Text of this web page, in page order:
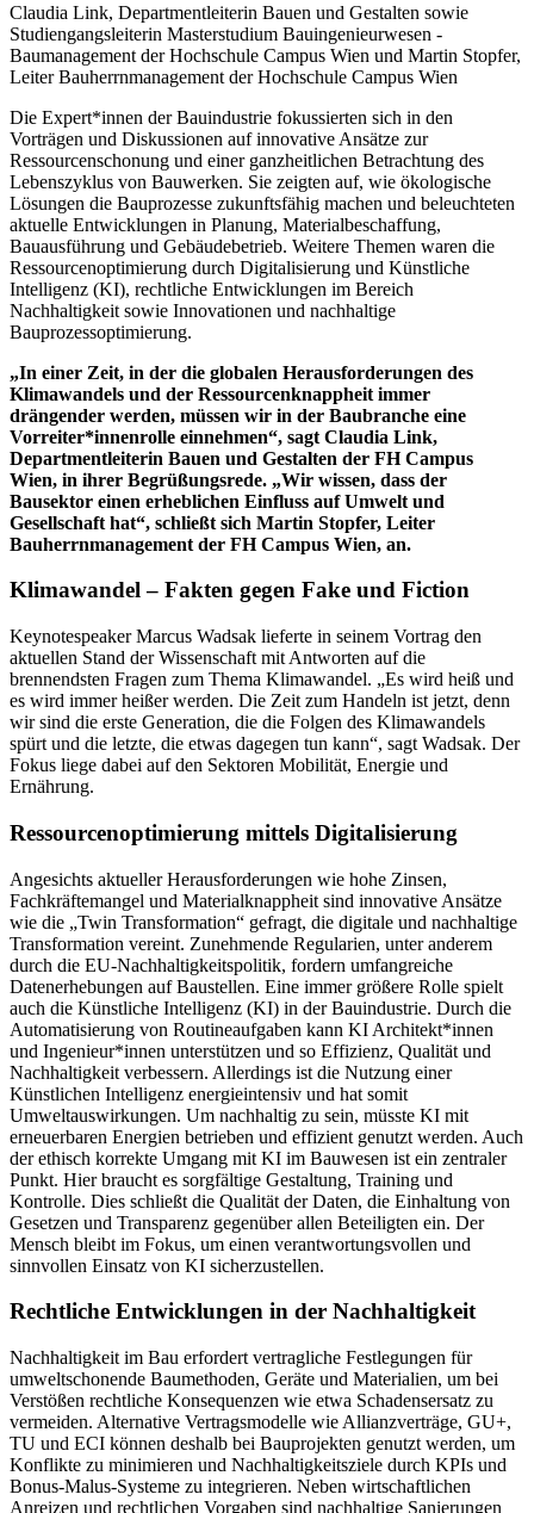
Claudia Link, Departmentleiterin Bauen und Gestalten sowie
Studiengangsleiterin Masterstudium Bauingenieurwesen -
Baumanagement der Hochschule Campus Wien und Martin Stopfer,
Leiter Bauherrnmanagement der Hochschule Campus Wien
Die Expert*innen der Bauindustrie fokussierten sich in den
Vorträgen und Diskussionen auf innovative Ansätze zur
Ressourcenschonung und einer ganzheitlichen Betrachtung des
Lebenszyklus von Bauwerken. Sie zeigten auf, wie ökologische
Lösungen die Bauprozesse zukunftsfähig machen und beleuchteten
aktuelle Entwicklungen in Planung, Materialbeschaffung,
Bauausführung und Gebäudebetrieb. Weitere Themen waren die
Ressourcenoptimierung durch Digitalisierung und Künstliche
Intelligenz (KI), rechtliche Entwicklungen im Bereich
Nachhaltigkeit sowie Innovationen und nachhaltige
Bauprozessoptimierung.
„In einer Zeit, in der die globalen Herausforderungen des
Klimawandels und der Ressourcenknappheit immer
drängender werden, müssen wir in der Baubranche eine
Vorreiter*innenrolle einnehmen“, sagt Claudia Link,
Departmentleiterin Bauen und Gestalten der FH Campus
Wien, in ihrer Begrüßungsrede. „Wir wissen, dass der
Bausektor einen erheblichen Einfluss auf Umwelt und
Gesellschaft hat“, schließt sich Martin Stopfer, Leiter
Bauherrnmanagement der FH Campus Wien, an.
Klimawandel – Fakten gegen Fake und Fiction
Keynotespeaker Marcus Wadsak lieferte in seinem Vortrag den
aktuellen Stand der Wissenschaft mit Antworten auf die
brennendsten Fragen zum Thema Klimawandel. „Es wird heiß und
es wird immer heißer werden. Die Zeit zum Handeln ist jetzt, denn
wir sind die erste Generation, die die Folgen des Klimawandels
spürt und die letzte, die etwas dagegen tun kann“, sagt Wadsak. Der
Fokus liege dabei auf den Sektoren Mobilität, Energie und
Ernährung.
Ressourcenoptimierung mittels Digitalisierung
Angesichts aktueller Herausforderungen wie hohe Zinsen,
Fachkräftemangel und Materialknappheit sind innovative Ansätze
wie die „Twin Transformation“ gefragt, die digitale und nachhaltige
Transformation vereint. Zunehmende Regularien, unter anderem
durch die EU-Nachhaltigkeitspolitik, fordern umfangreiche
Datenerhebungen auf Baustellen. Eine immer größere Rolle spielt
auch die Künstliche Intelligenz (KI) in der Bauindustrie. Durch die
Automatisierung von Routineaufgaben kann KI Architekt*innen
und Ingenieur*innen unterstützen und so Effizienz, Qualität und
Nachhaltigkeit verbessern. Allerdings ist die Nutzung einer
Künstlichen Intelligenz energieintensiv und hat somit
Umweltauswirkungen. Um nachhaltig zu sein, müsste KI mit
erneuerbaren Energien betrieben und effizient genutzt werden. Auch
der ethisch korrekte Umgang mit KI im Bauwesen ist ein zentraler
Punkt. Hier braucht es sorgfältige Gestaltung, Training und
Kontrolle. Dies schließt die Qualität der Daten, die Einhaltung von
Gesetzen und Transparenz gegenüber allen Beteiligten ein. Der
Mensch bleibt im Fokus, um einen verantwortungsvollen und
sinnvollen Einsatz von KI sicherzustellen.
Rechtliche Entwicklungen in der Nachhaltigkeit
Nachhaltigkeit im Bau erfordert vertragliche Festlegungen für
umweltschonende Baumethoden, Geräte und Materialien, um bei
Verstößen rechtliche Konsequenzen wie etwa Schadensersatz zu
vermeiden. Alternative Vertragsmodelle wie Allianzverträge, GU+,
TU und ECI können deshalb bei Bauprojekten genutzt werden, um
Konflikte zu minimieren und Nachhaltigkeitsziele durch KPIs und
Bonus-Malus-Systeme zu integrieren. Neben wirtschaftlichen
Anreizen und rechtlichen Vorgaben sind nachhaltige Sanierungen